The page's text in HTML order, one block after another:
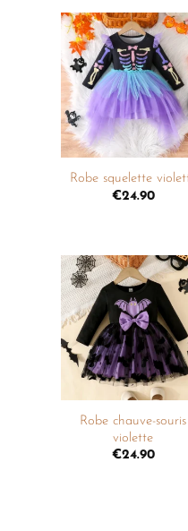
à la
liste
Robe squelette
€24.90
Ajouter
à la
liste de
+
Robe chauve-souris
violette
€24.90